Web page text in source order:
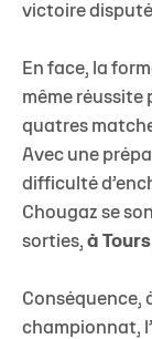
victoire
En face, la
même réussite
quatres
Avec une
difficulté
Chougaz se
sorties, à
Conséquence,
championnat,